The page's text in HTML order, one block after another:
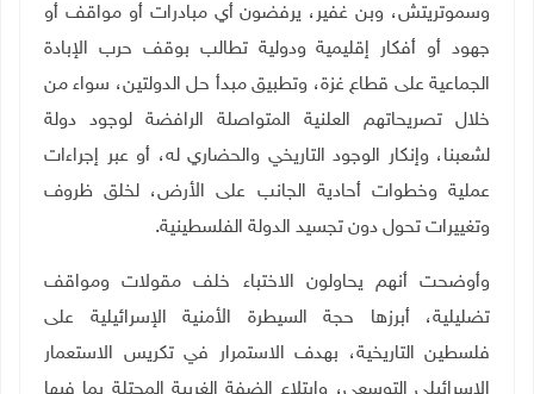
وسموتريتش، وبن غفير، يرفضون أي مبادرات أو مواقف أو
جهود أو أفكار إقليمية ودولية تطالب بوقف حرب الإبادة
الجماعية على قطاع غزة، وتطبيق مبدأ حل الدولتين، سواء من
خلال تصريحاتهم العلنية المتواصلة الرافضة لوجود دولة
لشعبنا، وإنكار الوجود التاريخي والحضاري له، أو عبر إجراءات
عملية وخطوات أحادية الجانب على الأرض، لخلق ظروف
وتغييرات تحول دون تجسيد الدولة الفلسطينية.
وأوضحت أنهم يحاولون الاختباء خلف مقولات ومواقف
تضليلية، أبرزها حجة السيطرة الأمنية الإسرائيلية على
فلسطين التاريخية، بهدف الاستمرار في تكريس الاستعمار
الإسرائيلي التوسعي، وابتلاع الضفة الغربية المحتلة بما فيها